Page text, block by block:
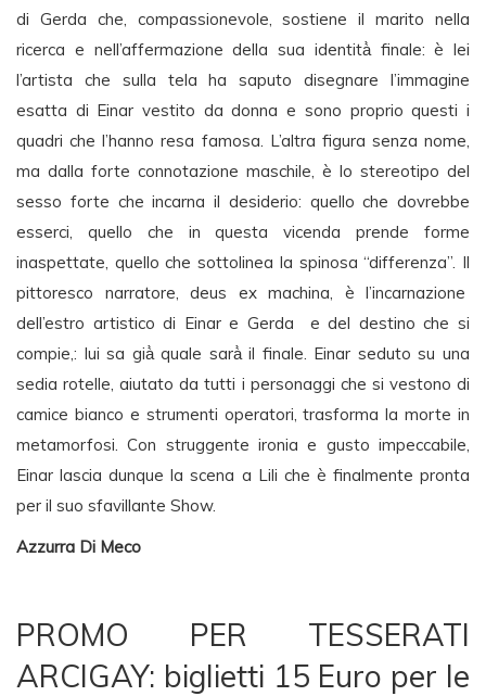
di Gerda che, compassionevole, sostiene il marito nella
ricerca e nell’affermazione della sua identità̀ finale: è lei
l’artista che sulla tela ha saputo disegnare l’immagine
esatta di Einar vestito da donna e sono proprio questi i
quadri che l’hanno resa famosa. L’altra figura senza nome,
ma dalla forte connotazione maschile, è lo stereotipo del
sesso forte che incarna il desiderio: quello che dovrebbe
esserci, quello che in questa vicenda prende forme
inaspettate, quello che sottolinea la spinosa “differenza”. Il
pittoresco narratore, deus ex machina, è l’incarnazione
dell’estro artistico di Einar e Gerda e del destino che si
compie,: lui sa già̀ quale sarà̀ il finale. Einar seduto su una
sedia rotelle, aiutato da tutti i personaggi che si vestono di
camice bianco e strumenti operatori, trasforma la morte in
metamorfosi. Con struggente ironia e gusto impeccabile,
Einar lascia dunque la scena a Lili che è finalmente pronta
per il suo sfavillante Show.
Azzurra Di Meco
PROMO PER TESSERATI
ARCIGAY: biglietti 15 Euro per le